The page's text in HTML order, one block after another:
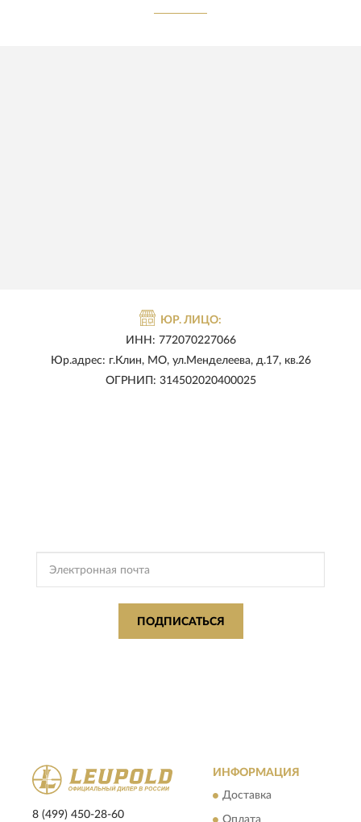
ЮР. ЛИЦО:
ИНН: 772070227066
Юр.адрес: г.Клин, МО, ул.Менделеева, д.17, кв.26
ОГРНИП: 314502020400025
ПОДПИСАТЬСЯ
8 (499) 450-28-60
ИНФОРМАЦИЯ
Доставка